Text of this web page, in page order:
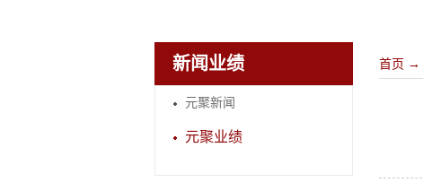
新闻业绩
元聚新闻
元聚业绩
首页 →